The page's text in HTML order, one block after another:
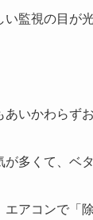
い監視の目が
あいかわらず
多くて、ベタ
エアコンで「